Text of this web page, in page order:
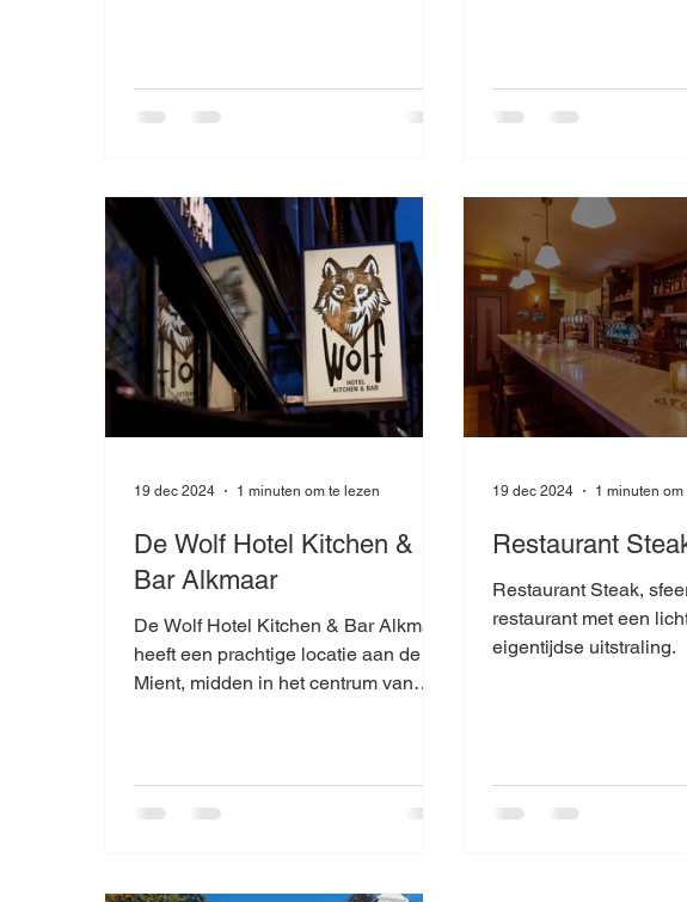
De Wolf Hotel Kitchen &
Bar Alkmaar
De Wolf Hotel Kitchen & Bar Alkmaar
heeft een prachtige locatie aan de
Mient, midden in het centrum van
19 dec 2024 1 minuten om te lezen
Restaurant
Restaurant Steak, sfeervol ingericht
restaurant met een
eigentijdse uitstraling.
19 dec 2024 1 minuten om